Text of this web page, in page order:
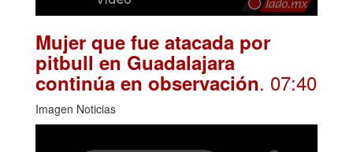
Mujer que fue atacada por
pitbull en Guadalajara
continúa en observación. 07:40
Imagen Noticias